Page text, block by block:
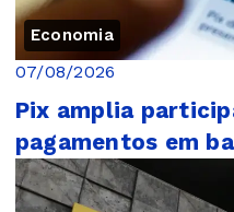
Economia
07/08/2026
Pix amplia
pagamentos em